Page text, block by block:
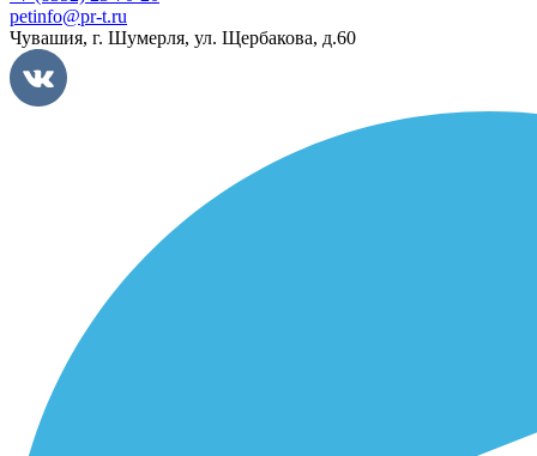
petinfo@pr-t.ru
Чувашия, г. Шумерля, ул. Щербакова, д.60